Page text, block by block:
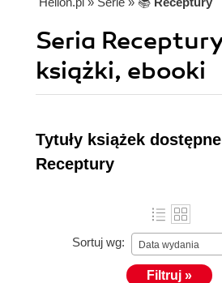
Seria
książki, ebooki
Tytuły książek
Receptury
Sortuj wg: Data wydania
Filtruj »